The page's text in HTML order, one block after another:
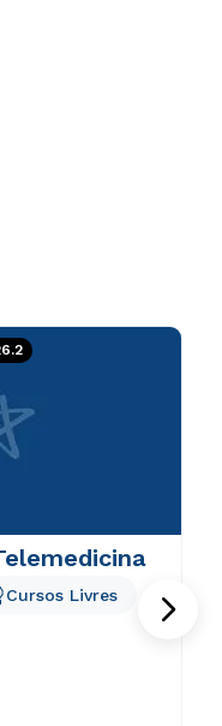
Cursos Livres